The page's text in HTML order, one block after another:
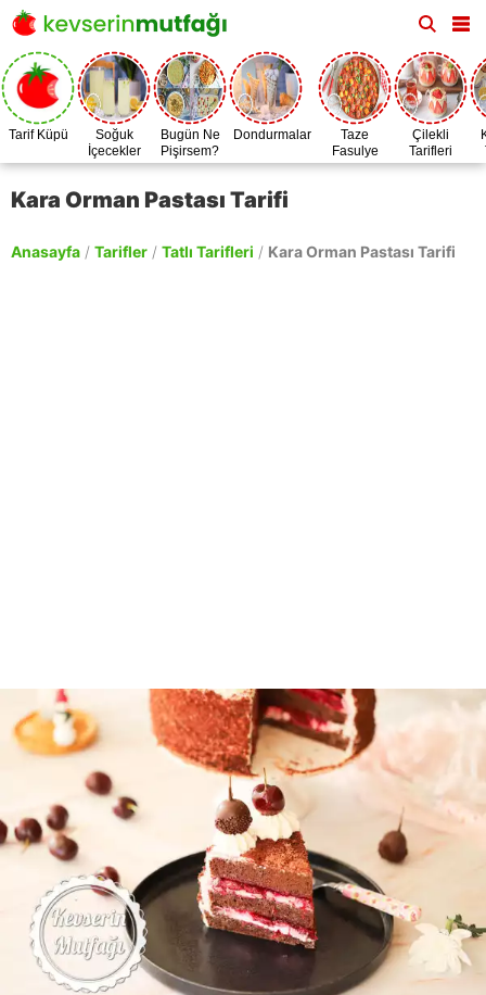
Tarif Küpü
Soğuk
İçecekler
Bugün Ne
Pişirsem?
Dondurmalar
Taze
Fasulye
Zamanı
Çilekli
Tarifleri
Kara Orman Pastası Tarifi
Anasayfa / Tarifler / Tatlı Tarifleri / Kara Orman Pastası Tarifi